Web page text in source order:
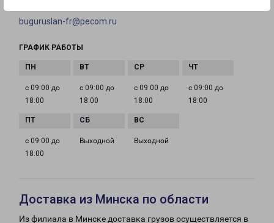
buguruslan-fr@pecom.ru
ГРАФИК РАБОТЫ
с 09:00 до
18:00
с 09:00 до
18:00
с 09:00 до
18:00
с 09:00 до
18:00
с 09:00 до
18:00
Выходной Выходной
Доставка из Минска по области
Из филиала в Минске доставка грузов осуществляется в